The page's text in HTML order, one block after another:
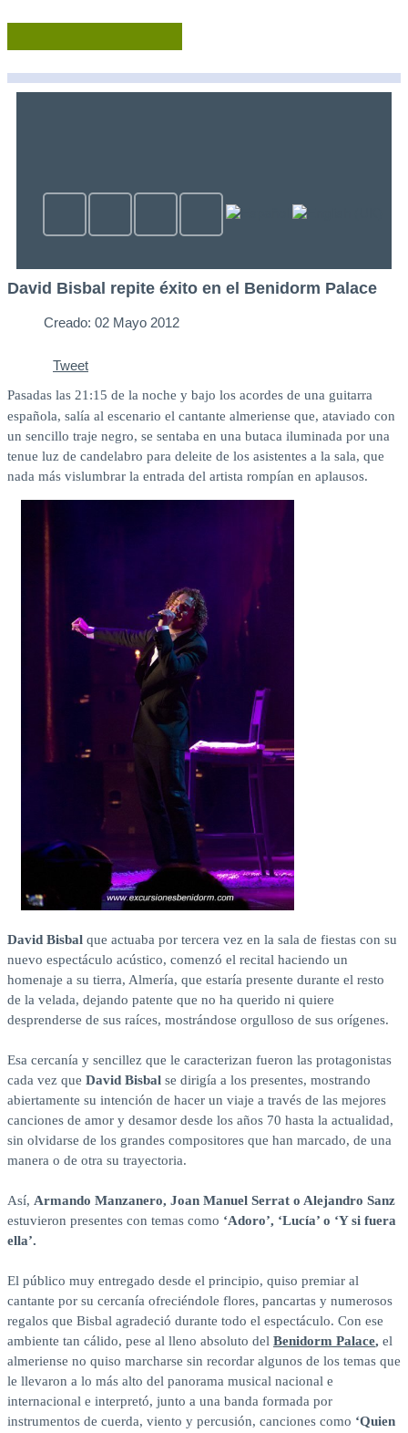
David Bisbal repite éxito en el Benidorm Palace
Creado: 02 Mayo 2012
Tweet
Pasadas las 21:15 de la noche y bajo los acordes de una guitarra
española, salía al escenario el cantante almeriense que, ataviado con
un sencillo traje negro, se sentaba en una butaca iluminada por una
tenue luz de candelabro para deleite de los asistentes a la sala, que
nada más vislumbrar la entrada del artista rompían en aplausos.
David Bisbal que actuaba por tercera vez en la sala de fiestas con su
nuevo espectáculo acústico, comenzó el recital haciendo un
homenaje a su tierra, Almería, que estaría presente durante el resto
de la velada, dejando patente que no ha querido ni quiere
desprenderse de sus raíces, mostrándose orgulloso de sus orígenes.
Esa cercanía y sencillez que le caracterizan fueron las protagonistas
cada vez que David Bisbal se dirigía a los presentes, mostrando
abiertamente su intención de hacer un viaje a través de las mejores
canciones de amor y desamor desde los años 70 hasta la actualidad,
sin olvidarse de los grandes compositores que han marcado, de una
manera o de otra su trayectoria.
Así, Armando Manzanero, Joan Manuel Serrat o Alejandro Sanz
estuvieron presentes con temas como ‘Adoro’, ‘Lucía’ o ‘Y si fuera
ella’.
El público muy entregado desde el principio, quiso premiar al
cantante por su cercanía ofreciéndole flores, pancartas y numerosos
regalos que Bisbal agradeció durante todo el espectáculo. Con ese
ambiente tan cálido, pese al lleno absoluto del Benidorm Palace, el
almeriense no quiso marcharse sin recordar algunos de los temas que
le llevaron a lo más alto del panorama musical nacional e
internacional e interpretó, junto a una banda formada por
instrumentos de cuerda, viento y percusión, canciones como ‘Quien